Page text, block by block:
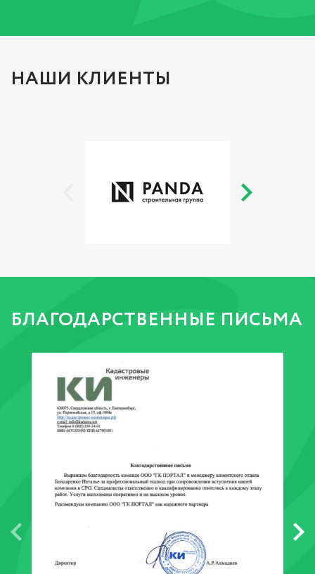
НАШИ КЛИЕНТЫ
БЛАГОДАРСТВЕННЫЕ ПИСЬМА